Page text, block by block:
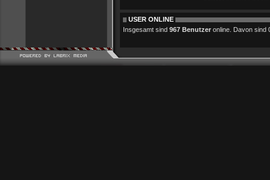
USER ONLINE
Insgesamt sind 967 Benutzer online. Davon sind